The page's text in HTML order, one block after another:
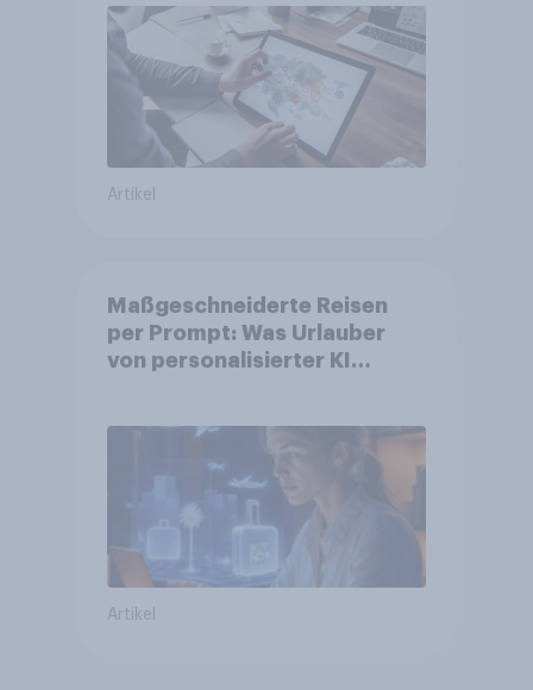
Artikel
Maßgeschneiderte Reisen
per Prompt: Was Urlauber
von personalisierter KI
bereits genutzt werden
Artikel